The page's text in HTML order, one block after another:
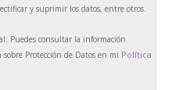
y suprimir los datos, entre otros.
Puedes consultar la información
Protección de Datos en mi Política